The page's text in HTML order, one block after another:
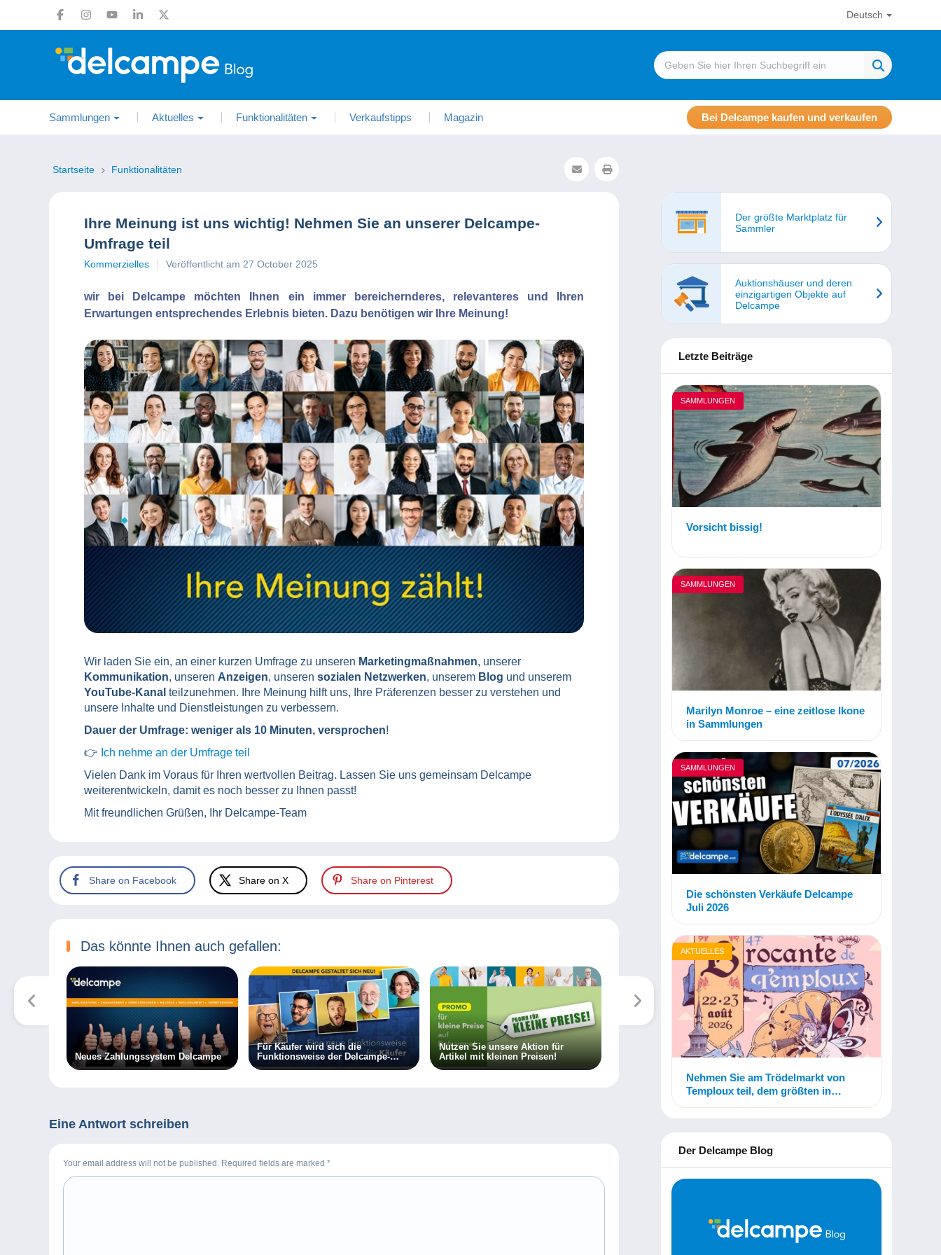
Deutsch
Sammlungen Aktuelles Funktionalitäten Verkaufstipps Magazin Bei Delcampe kaufen und verkaufen
Startseite Funktionalitäten
Ihre Meinung ist uns wichtig! Nehmen Sie an unserer Delcampe-
Umfrage teil
Kommerzielles Veröffentlicht am 27 October 2025
wir bei Delcampe möchten Ihnen ein immer bereichernderes, relevanteres und Ihren
Erwartungen entsprechendes Erlebnis bieten. Dazu benötigen wir Ihre Meinung!
Wir laden Sie ein, an einer kurzen Umfrage zu unseren Marketingmaßnahmen, unserer
Kommunikation, unseren Anzeigen, unseren sozialen Netzwerken, unserem Blog und unserem
YouTube-Kanal teilzunehmen. Ihre Meinung hilft uns, Ihre Präferenzen besser zu verstehen und
unsere Inhalte und Dienstleistungen zu verbessern.
Dauer der Umfrage: weniger als 10 Minuten, versprochen!
👉 Ich nehme an der Umfrage teil
Vielen Dank im Voraus für Ihren wertvollen Beitrag. Lassen Sie uns gemeinsam Delcampe
weiterentwickeln, damit es noch besser zu Ihnen passt!
Mit freundlichen Grüßen, Ihr Delcampe-Team
Share on Facebook Share on X Share on Pinterest
Das könnte Ihnen auch gefallen:
Neues Zahlungssystem Delcampe
Für Käufer wird sich die
Funktionsweise der Delcampe-
Website bald ändern!
Nutzen Sie unsere Aktion für
Artikel mit kleinen Preisen!
Eine Antwort schreiben
Your email address will not be published. Required fields are marked *
Der größte Marktplatz für
Sammler
Auktionshäuser und deren
einzigartigen Objekte auf
Delcampe
Letzte Beiträge
SAMMLUNGEN
Vorsicht bissig!
SAMMLUNGEN
Marilyn Monroe – eine zeitlose Ikone
in Sammlungen
SAMMLUNGEN
Die schönsten Verkäufe Delcampe
Juli 2026
AKTUELLES
Nehmen Sie am Trödelmarkt von
Temploux teil, dem größten in
Der Delcampe Blog